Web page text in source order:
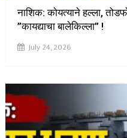
नाशिक: कोयत्याने हल्ला,
”कायद्याचा बालेकिल्ला” !
July 24, 2026